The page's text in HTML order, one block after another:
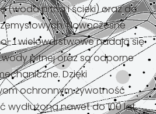
(woda pitna i ścieki) oraz do
Nowoczesne
i wielowarstwowe nadają się
pitnej oraz są odporne
Dzięki
ochronnym żywotność
wydłużona nawet do 100 lat.